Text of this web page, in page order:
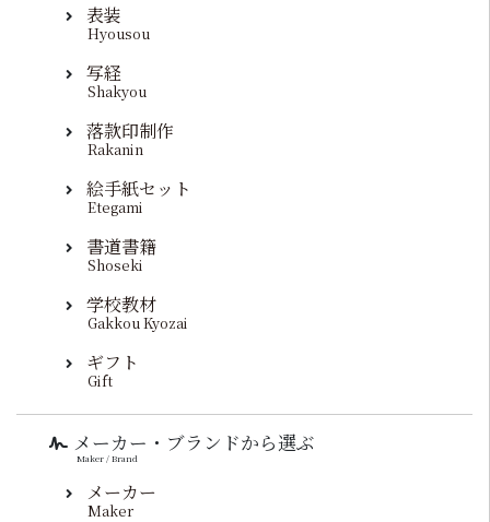
表装
Hyousou
写経
Shakyou
落款印制作
Rakanin
絵手紙セット
Etegami
書道書籍
Shoseki
学校教材
Gakkou Kyozai
ギフト
Gift
メーカー・ブランドから選ぶ
Maker / Brand
メーカー
Maker